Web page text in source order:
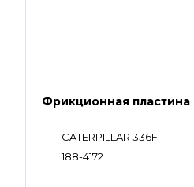
Фрикционная пластина
CATERPILLAR 336F
188-4172